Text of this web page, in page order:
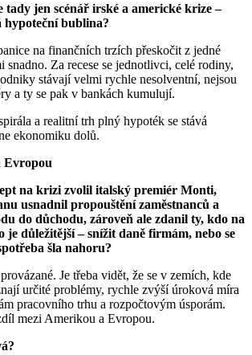
tady jen scénář irské a americké krize –
hypoteční bublina?
na finančních trzích přeskočit z jedné
snadno. Za recese se jednotlivci, celé rodiny,
stávají velmi rychle nesolventní, nejsou
a ty se pak v bankách kumulují.
a realitní trh plný hypoték se stává
ekonomiku dolů.
Evropou
na krizi zvolil italský premiér Monti,
usnadnil propouštění zaměstnanců a
do důchodu, zároveň ale zdanil ty, kdo na
důležitější – snížit daně firmám, nebo se
šla nahoru?
Je třeba vidět, že se v zemích, kde
určité problémy, rychle zvýší úroková míra
pracovního trhu a rozpočtovým úsporám.
mezi Amerikou a Evropou.